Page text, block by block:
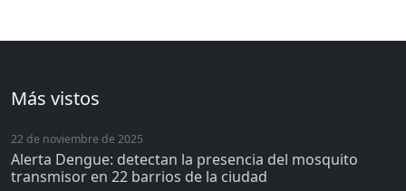
Más vistos
22 de noviembre de 2025
Alerta Dengue: detectan la presencia del mosquito
transmisor en 22 barrios de la ciudad